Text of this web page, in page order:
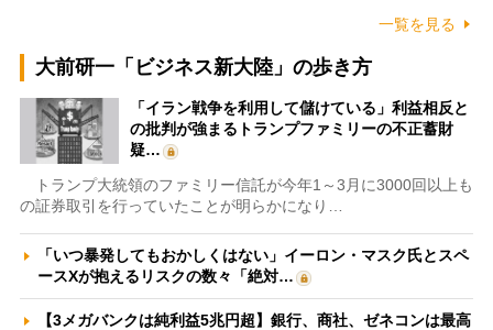
一覧を見る
大前研一「ビジネス新大陸」の歩き方
「イラン戦争を利用して儲けている」利益相反と
の批判が強まるトランプファミリーの不正蓄財
疑…
トランプ大統領のファミリー信託が今年1～3月に3000回以上も
の証券取引を行っていたことが明らかになり…
「いつ暴発してもおかしくはない」イーロン・マスク氏とスペ
ースXが抱えるリスクの数々「絶対…
【3メガバンクは純利益5兆円超】銀行、商社、ゼネコンは最高